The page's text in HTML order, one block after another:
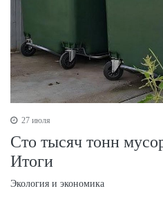
27 июля
Сто тысяч тонн
Итоги
Экология и экономика